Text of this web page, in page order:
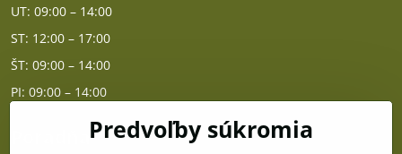
UT: 09:00 – 14:00
ST: 12:00 – 17:00
ŠT: 09:00 – 14:00
PI: 09:00 – 14:00
Predvoľby súkromia